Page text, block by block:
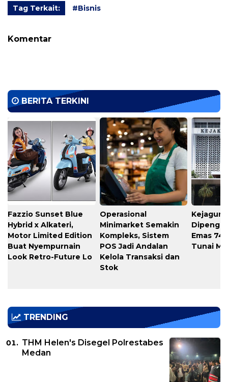
Tag Terkait: #Bisnis
Komentar
BERITA TERKINI
Fazzio Sunset Blue
Hybrid x Alkateri,
Motor Limited Edition
Buat Nyempurnain
Look Retro-Future Lo
Operasional
Minimarket Semakin
Kompleks, Sistem
POS Jadi Andalan
Kelola Transaksi dan
Stok
Emas 74
Tunai
TRENDING
THM Helen's Disegel Polrestabes
Medan